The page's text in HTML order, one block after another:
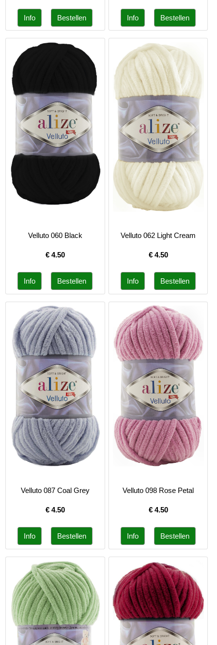
Velluto 060 Black
€ 4.50
Velluto 062 Light Cream
€ 4.50
Velluto 087 Coal Grey
€ 4.50
Velluto 098 Rose Petal
€ 4.50